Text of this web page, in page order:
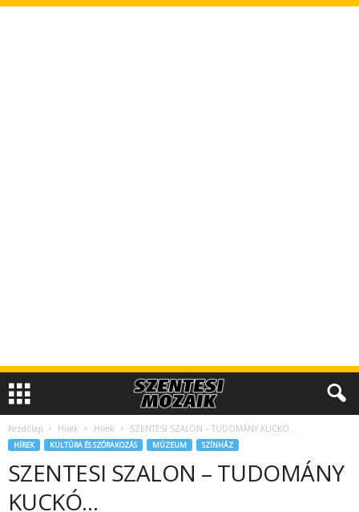
Kezdőlap Hírek Hírek SZENTESI SZALON – TUDOMÁNY KUCKÓ…
HÍREK KULTÚRA ÉS SZÓRAKOZÁS MÚZEUM SZÍNHÁZ
SZENTESI SZALON – TUDOMÁNY
KUCKÓ…